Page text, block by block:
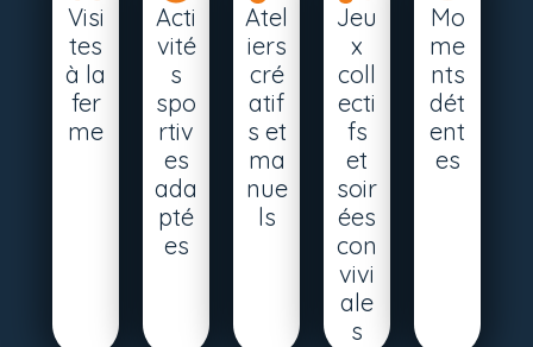
Visi
tes
à la
fer
me
Acti
vité
s
spo
rtiv
es
ada
pté
es
Atel
iers
cré
atif
s et
ma
nue
ls
Jeu
x
coll
ecti
fs
et
soir
ées
con
vivi
ale
s
Mo
me
nts
dét
ent
es